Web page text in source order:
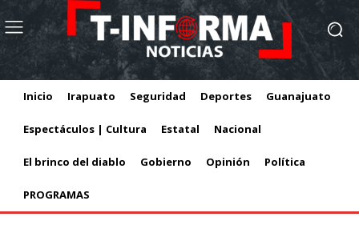
Inicio Irapuato Seguridad Deportes Guanajuato
Espectáculos | Cultura Estatal Nacional
El brinco del diablo Gobierno Opinión Política
PROGRAMAS